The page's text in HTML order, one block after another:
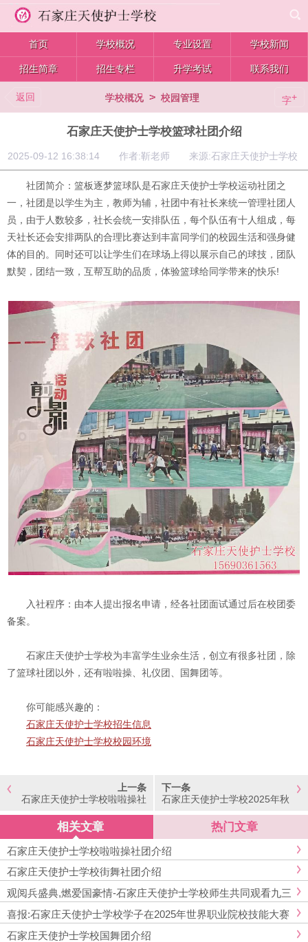
首页 学校概况 专业设置 学校新闻
招生简章 招生专栏 升学考试 联系我们
返回 学校概况 > 校园管理 字+
石家庄天使护士学校篮球社团介绍
2025-09-12 16:38:14 作者:靳老师 来源:石家庄天使护士学校
社团简介：篮板逐梦篮球队是石家庄天使护士学校运动社团之
一，社团是以学生为主，教师为辅，社团中有社长来统一管理社团人
员，由于人数较多，社长会统一安排队伍，每个队伍有十人组成，每
天社长还会安排两队的合理比赛达到丰富同学们的校园生活和强身健
体的目的。同时还可以让学生们在球场上得以展示自己的球技，团队
默契，团结一致，互帮互助的品质，体验篮球给同学带来的快乐!
入社程序：由本人提出报名申请，经各社团面试通过后在校团委
备案。
石家庄天使护士学校为丰富学生业余生活，创立有很多社团，除
了篮球社团以外，还有啦啦操、礼仪团、国舞团等。
你可能感兴趣的：
石家庄天使护士学校招生信息
石家庄天使护士学校校园环境
上一条
石家庄天使护士学校啦啦操社
下一条
石家庄天使护士学校2025年秋
活动顺利举办
相关文章 热门文章
石家庄天使护士学校啦啦操社团介绍
石家庄天使护士学校街舞社团介绍
观阅兵盛典,燃爱国豪情-石家庄天使护士学校师生共同观看九三
阅兵式
喜报:石家庄天使护士学校学子在2025年世界职业院校技能大赛
摘得铜奖
石家庄天使护士学校国舞团介绍